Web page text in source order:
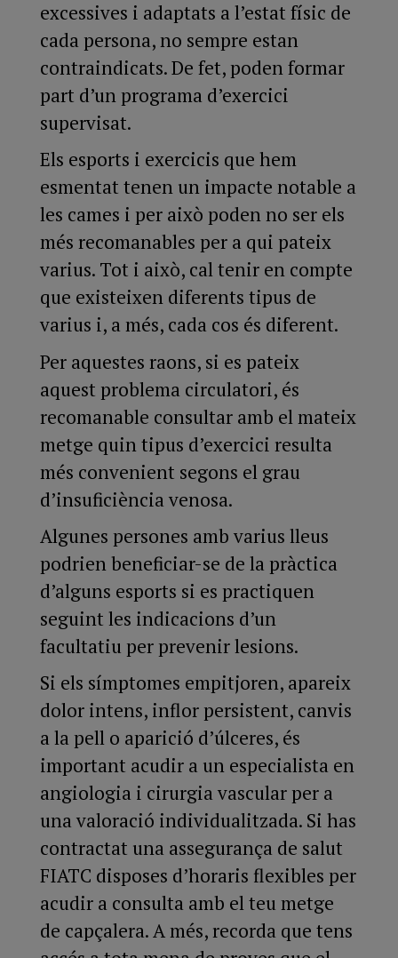
excessives i adaptats a l’estat físic de
cada persona, no sempre estan
contraindicats. De fet, poden formar
part d’un programa d’exercici
supervisat.
Els esports i exercicis que hem
esmentat tenen un impacte notable a
les cames i per això poden no ser els
més recomanables per a qui pateix
varius. Tot i això, cal tenir en compte
que existeixen diferents tipus de
varius i, a més, cada cos és diferent.
Per aquestes raons, si es pateix
aquest problema circulatori, és
recomanable consultar amb el mateix
metge quin tipus d’exercici resulta
més convenient segons el grau
d’insuficiència venosa.
Algunes persones amb varius lleus
podrien beneficiar-se de la pràctica
d’alguns esports si es practiquen
seguint les indicacions d’un
facultatiu per prevenir lesions.
Si els símptomes empitjoren, apareix
dolor intens, inflor persistent, canvis
a la pell o aparició d’úlceres, és
important acudir a un especialista en
angiologia i cirurgia vascular per a
una valoració individualitzada. Si has
contractat una assegurança de salut
FIATC disposes d’horaris flexibles per
acudir a consulta amb el teu metge
de capçalera. A més, recorda que tens